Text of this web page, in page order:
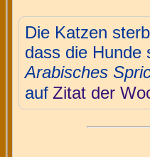
Die Katzen
dass die Hunde
Arabisches
auf Zitat der